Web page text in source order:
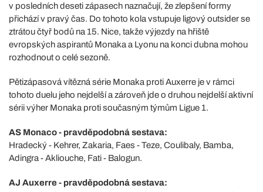
v posledních deseti zápasech naznačují, že zlepšení formy
přichází v pravý čas. Do tohoto kola vstupuje ligový outsider se
ztrátou čtyř bodů na 15. Nice, takže výjezdy na hřiště
evropských aspirantů Monaka a Lyonu na konci dubna mohou
rozhodnout o celé sezoně.
Pětizápasová vítězná série Monaka proti Auxerre je v rámci
tohoto duelu jeho nejdelší a zároveň jde o druhou nejdelší aktivní
sérii výher Monaka proti současným týmům Ligue 1.
AS Monaco - pravděpodobná sestava:
Hradecký - Kehrer, Zakaria, Faes - Teze, Coulibaly, Bamba,
Adingra - Akliouche, Fati - Balogun.
AJ Auxerre - pravděpodobná sestava: